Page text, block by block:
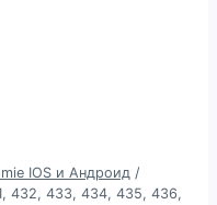
IOS и Андроид /
432, 433, 434, 435, 436,